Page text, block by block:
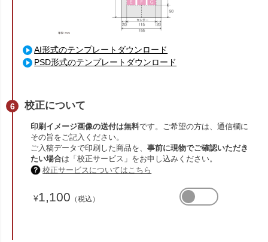
AI形式のテンプレートダウンロード
PSD形式のテンプレートダウンロード
校正について
印刷イメージ画像の送付は無料です。ご希望の方は、通信欄に
その旨をご記入ください。
ご入稿データで印刷した商品を、事前に現物でご確認いただき
たい場合は「校正サービス」をお申し込みください。
校正サービスについてはこちら
¥1,100 （税込）